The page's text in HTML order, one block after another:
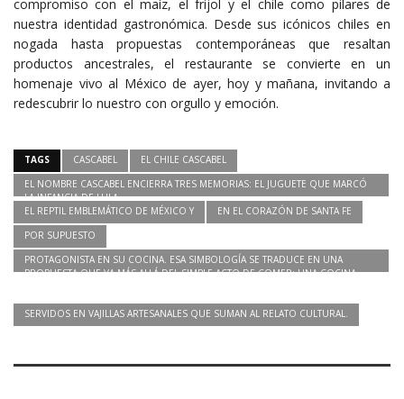
compromiso con el maíz, el frijol y el chile como pilares de
nuestra identidad gastronómica. Desde sus icónicos chiles en
nogada hasta propuestas contemporáneas que resaltan
productos ancestrales, el restaurante se convierte en un
homenaje vivo al México de ayer, hoy y mañana, invitando a
redescubrir lo nuestro con orgullo y emoción.
TAGS CASCABEL
EL CHILE CASCABEL
EL NOMBRE CASCABEL ENCIERRA TRES MEMORIAS: EL JUGUETE QUE MARCÓ
LA INFANCIA DE LULA
EL REPTIL EMBLEMÁTICO DE MÉXICO Y
EN EL CORAZÓN DE SANTA FE
POR SUPUESTO
PROTAGONISTA EN SU COCINA. ESA SIMBOLOGÍA SE TRADUCE EN UNA
PROPUESTA QUE VA MÁS ALLÁ DEL SIMPLE ACTO DE COMER: UNA COCINA
SERVIDOS EN VAJILLAS ARTESANALES QUE SUMAN AL RELATO CULTURAL.